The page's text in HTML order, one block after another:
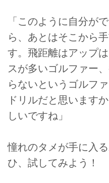
「このように自分が
ら、あとはそこから
す。飛距離はアップ
スが多いゴルファー
らないというゴルフ
ドリルだと思います
しいですね」
憧れのタメが手に入
ひ、試してみよう！